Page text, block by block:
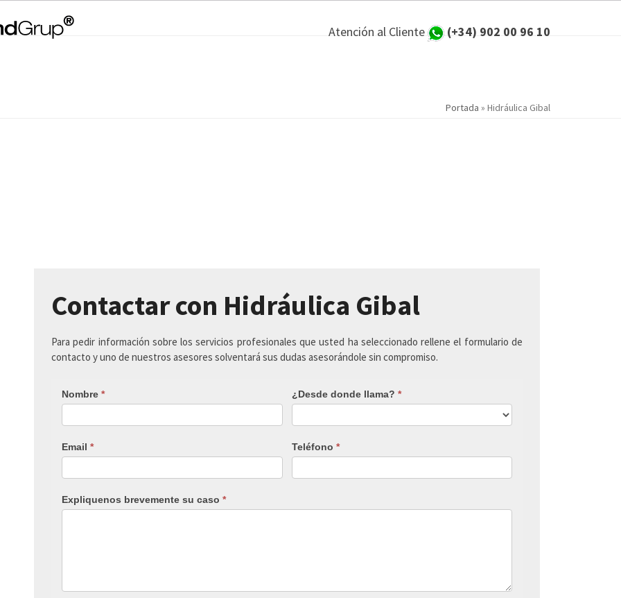
Atención al Cliente (+34) 902 00 96 10
Portada » Hidráulica Gibal
Contactar con Hidráulica Gibal
Para pedir información sobre los servicios profesionales que usted ha seleccionado rellene el formulario de
contacto y uno de nuestros asesores solventará sus dudas asesorándole sin compromiso.
Nombre * ¿Desde donde llama? *
Email * Teléfono *
Expliquenos brevemente su caso *